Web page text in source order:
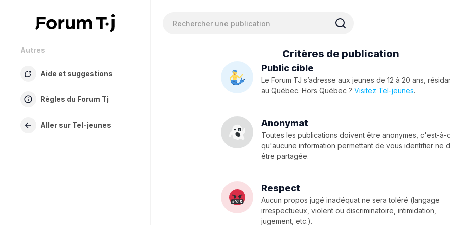
Autres
Aide et suggestions
Règles du Forum Tj
Aller sur Tel-jeunes
Critères de publication
Public cible
Le Forum TJ s’adresse aux jeunes de 12 à 20 ans,
au Québec. Hors Québec ?Visitez Tel-jeunes.
Anonymat
Toutes les publications doivent être anonymes, c'est-à-
qu'aucune information permettant de vous identifier ne
être partagée.
Respect
Aucun propos jugé inadéquat ne sera toléré (langage
irrespectueux, violent ou discriminatoire, intimidation,
jugement, etc.).